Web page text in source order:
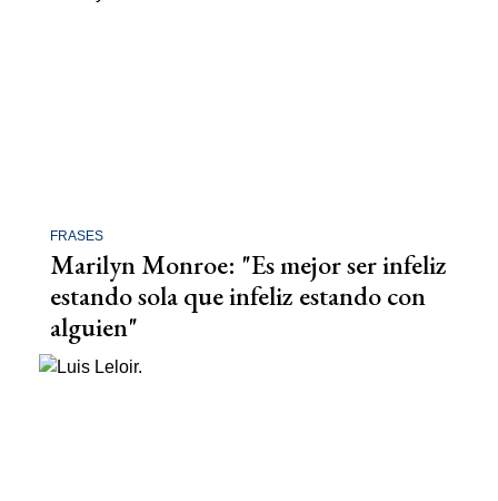
FRASES
Marilyn Monroe: "Es mejor ser infeliz
estando sola que infeliz estando con
alguien"